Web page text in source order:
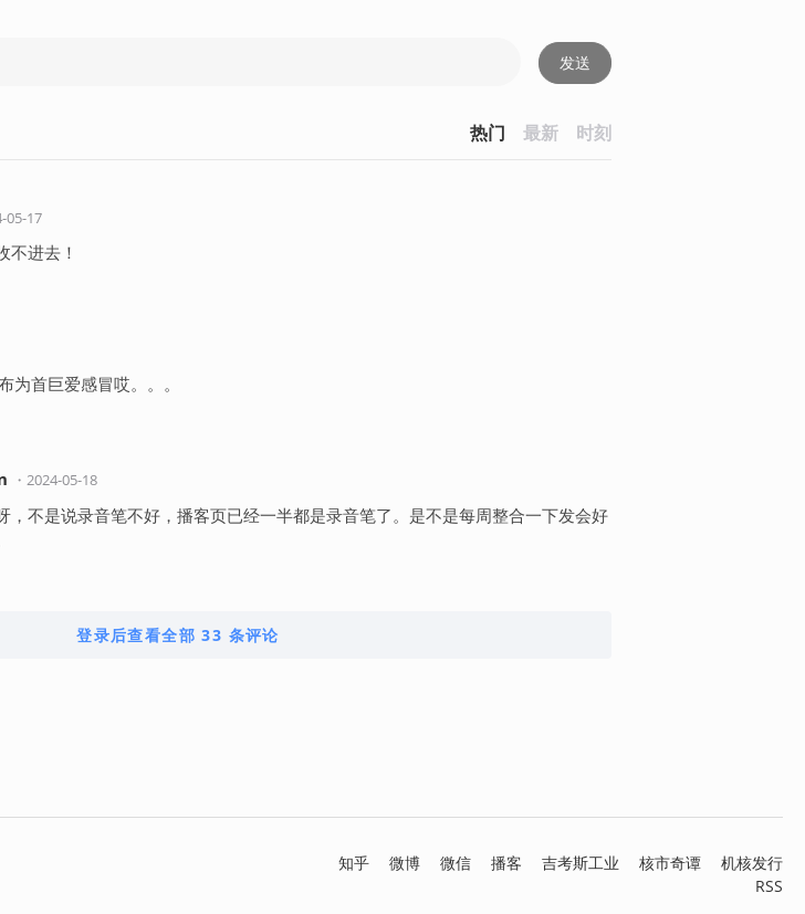
发送
热门 最新 时刻
05-17
不进去！
为首巨爱感冒哎。。。
・ 2024-05-18
，不是说录音笔不好，播客页已经一半都是录音笔了。是不是每周整合一下发会好
登录后查看全部 33 条评论
知乎 微博 微信 播客 吉考斯工业 核市奇谭
机核发行
RSS